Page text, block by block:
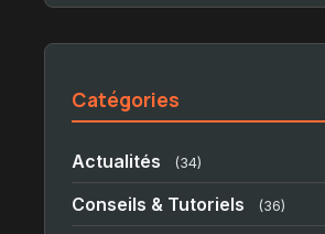
Catégories
Actualités (34)
Conseils & Tutoriels (36)